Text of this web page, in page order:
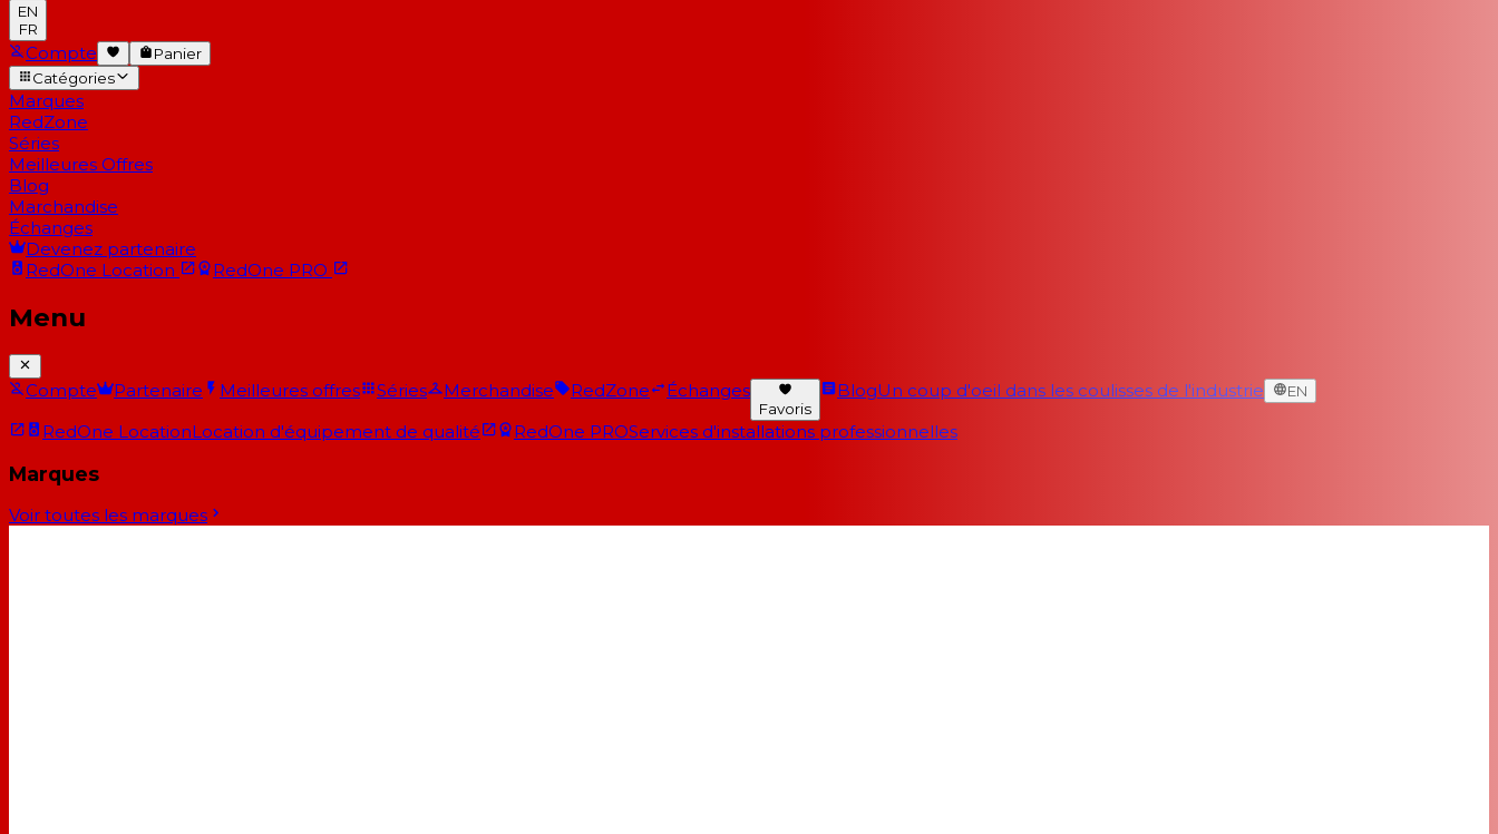
EN
FR
Compte
Panier
Catégories
Marques
RedZone
Séries
Meilleures Offres
Blog
Marchandise
Échanges
Devenez partenaire
RedOne Location RedOne PRO
Menu
Compte Partenaire Meilleures offres Séries Merchandise RedZone Échanges
Favoris
BlogUn coup d'oeil dans les coulisses de l'industrie EN
RedOne LocationLocation d'équipement de qualité RedOne PROServices d'installations professionnelles
Marques
Voir toutes les marques